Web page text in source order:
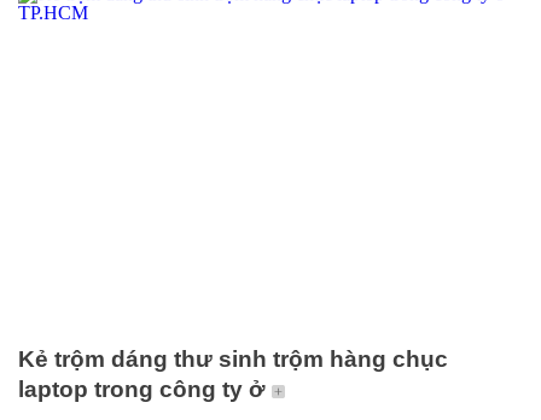
Kẻ trộm dáng thư sinh trộm hàng chục
laptop trong công ty ở